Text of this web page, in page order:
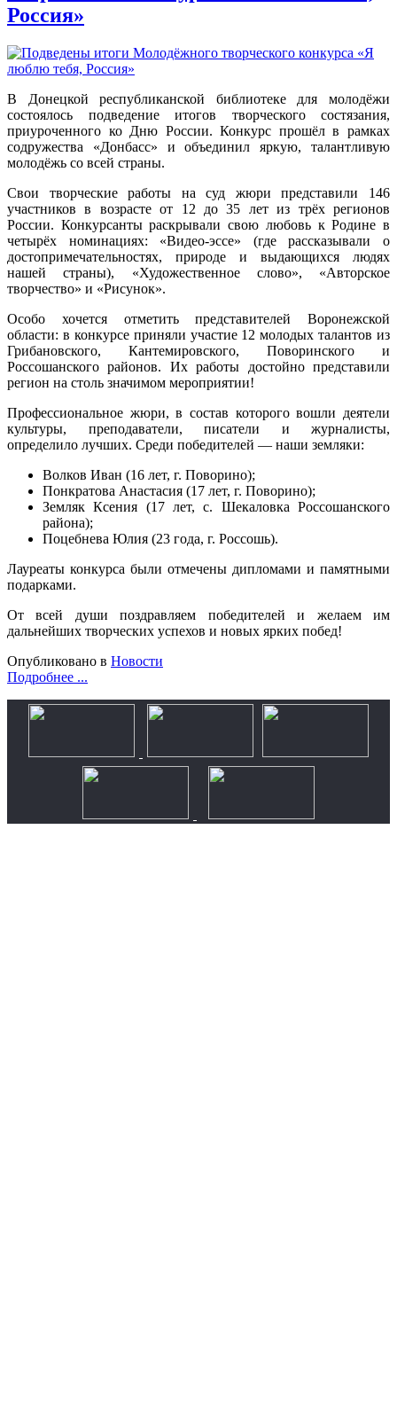
Россия»
В Донецкой республиканской библиотеке для молодёжи
состоялось подведение итогов творческого состязания,
приуроченного ко Дню России. Конкурс прошёл в рамках
содружества «Донбасс» и объединил яркую, талантливую
молодёжь со всей страны.
Свои творческие работы на суд жюри представили 146
участников в возрасте от 12 до 35 лет из трёх регионов
России. Конкурсанты раскрывали свою любовь к Родине в
четырёх номинациях: «Видео‑эссе» (где рассказывали о
достопримечательностях, природе и выдающихся людях
нашей страны), «Художественное слово», «Авторское
творчество» и «Рисунок».
Особо хочется отметить представителей Воронежской
области: в конкурсе приняли участие 12 молодых талантов из
Грибановского, Кантемировского, Поворинского и
Россошанского районов. Их работы достойно представили
регион на столь значимом мероприятии!
Профессиональное жюри, в состав которого вошли деятели
культуры, преподаватели, писатели и журналисты,
определило лучших. Среди победителей — наши земляки:
Волков Иван (16 лет, г. Поворино);
Понкратова Анастасия (17 лет, г. Поворино);
Земляк Ксения (17 лет, с. Шекаловка Россошанского
района);
Поцебнева Юлия (23 года, г. Россошь).
Лауреаты конкурса были отмечены дипломами и памятными
подарками.
От всей души поздравляем победителей и желаем им
дальнейших творческих успехов и новых ярких побед!
Опубликовано в Новости
Подробнее ...